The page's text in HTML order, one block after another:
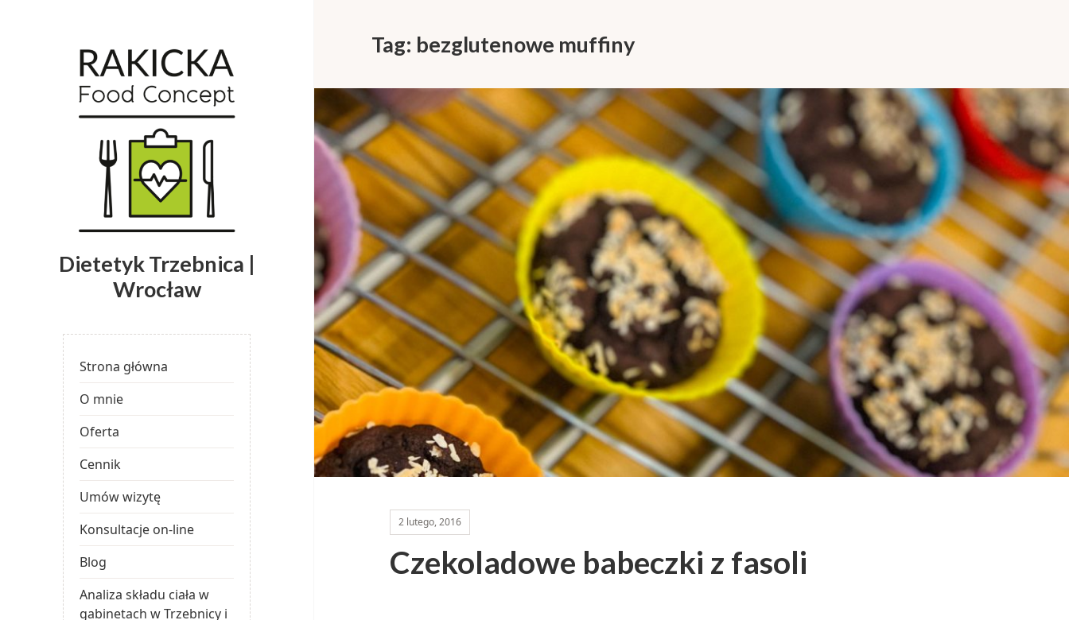
Dietetyk Trzebnica |
Wrocław
Strona główna
O mnie
Oferta
Cennik
Umów wizytę
Konsultacje on-line
Blog
Analiza składu ciała w
gabinetach w Trzebnicy i
Tag: bezglutenowe muffiny
2 lutego, 2016
Czekoladowe babeczki z fasoli